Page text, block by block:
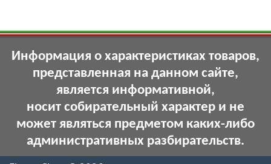
Информация о характеристиках товаров,
представленная на данном сайте,
является информативной,
носит собирательный характер и не
может являться предметом каких-либо
административных разбирательств.